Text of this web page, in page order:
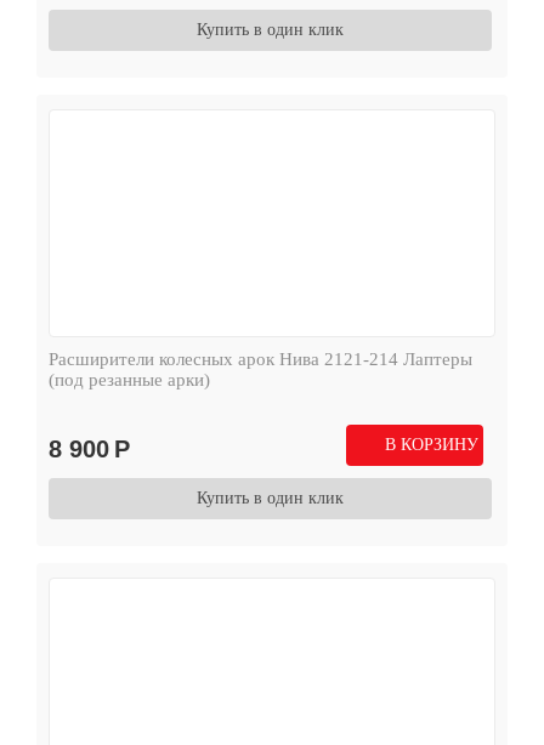
Купить в один клик
Расширители колесных арок Нива 2121-214 Лаптеры
(под резанные арки)
8 900 Р В КОРЗИНУ
Купить в один клик